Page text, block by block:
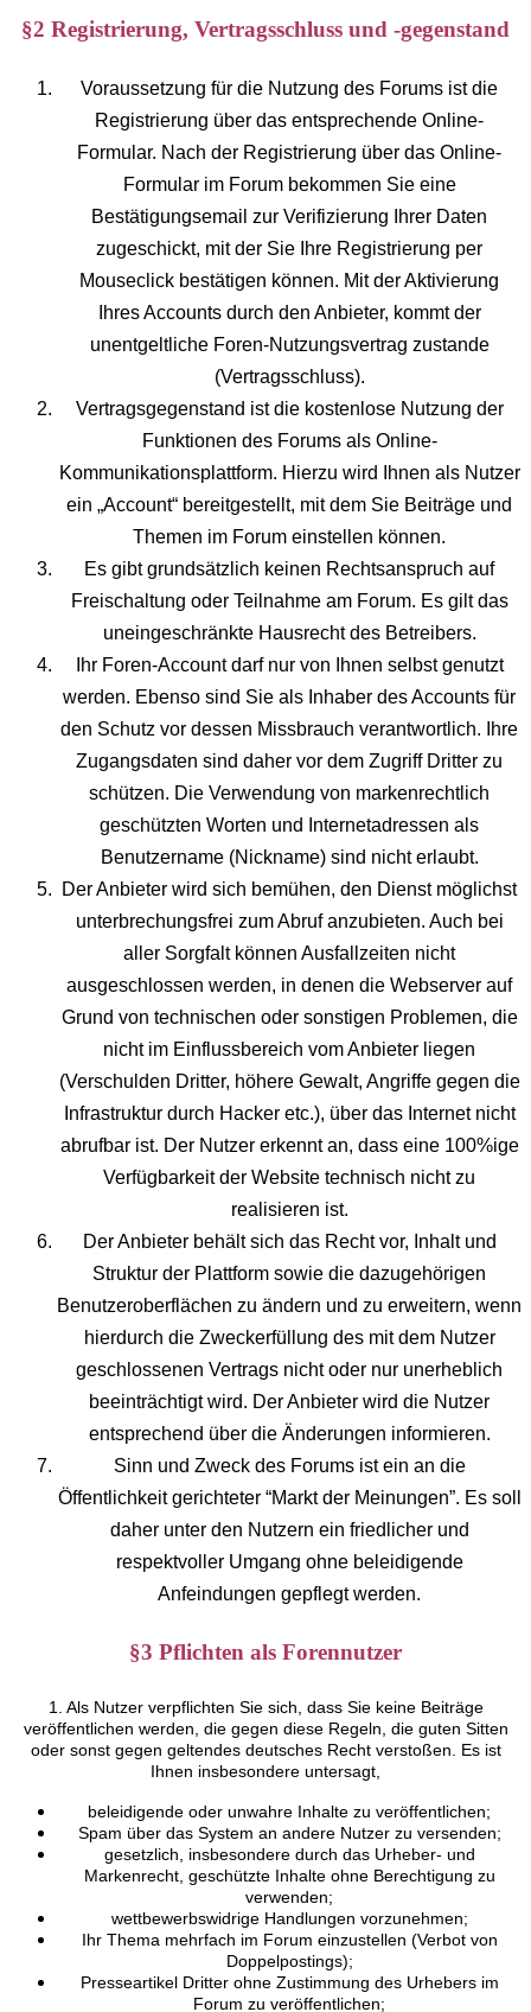
§2 Registrierung, Vertragsschluss und -gegenstand
Voraussetzung für die Nutzung des Forums ist die
Registrierung über das entsprechende Online-
Formular. Nach der Registrierung über das Online-
Formular im Forum bekommen Sie eine
Bestätigungsemail zur Verifizierung Ihrer Daten
zugeschickt, mit der Sie Ihre Registrierung per
Mouseclick bestätigen können. Mit der Aktivierung
Ihres Accounts durch den Anbieter, kommt der
unentgeltliche Foren-Nutzungsvertrag zustande
(Vertragsschluss).
Vertragsgegenstand ist die kostenlose Nutzung der
Funktionen des Forums als Online-
Kommunikationsplattform. Hierzu wird Ihnen als Nutzer
ein „Account“ bereitgestellt, mit dem Sie Beiträge und
Themen im Forum einstellen können.
Es gibt grundsätzlich keinen Rechtsanspruch auf
Freischaltung oder Teilnahme am Forum. Es gilt das
uneingeschränkte Hausrecht des Betreibers.
Ihr Foren-Account darf nur von Ihnen selbst genutzt
werden. Ebenso sind Sie als Inhaber des Accounts für
den Schutz vor dessen Missbrauch verantwortlich. Ihre
Zugangsdaten sind daher vor dem Zugriff Dritter zu
schützen. Die Verwendung von markenrechtlich
geschützten Worten und Internetadressen als
Benutzername (Nickname) sind nicht erlaubt.
Der Anbieter wird sich bemühen, den Dienst möglichst
unterbrechungsfrei zum Abruf anzubieten. Auch bei
aller Sorgfalt können Ausfallzeiten nicht
ausgeschlossen werden, in denen die Webserver auf
Grund von technischen oder sonstigen Problemen, die
nicht im Einflussbereich vom Anbieter liegen
(Verschulden Dritter, höhere Gewalt, Angriffe gegen die
Infrastruktur durch Hacker etc.), über das Internet nicht
abrufbar ist. Der Nutzer erkennt an, dass eine 100%ige
Verfügbarkeit der Website technisch nicht zu
realisieren ist.
Der Anbieter behält sich das Recht vor, Inhalt und
Struktur der Plattform sowie die dazugehörigen
Benutzeroberflächen zu ändern und zu erweitern, wenn
hierdurch die Zweckerfüllung des mit dem Nutzer
geschlossenen Vertrags nicht oder nur unerheblich
beeinträchtigt wird. Der Anbieter wird die Nutzer
entsprechend über die Änderungen informieren.
Sinn und Zweck des Forums ist ein an die
Öffentlichkeit gerichteter “Markt der Meinungen”. Es soll
daher unter den Nutzern ein friedlicher und
respektvoller Umgang ohne beleidigende
Anfeindungen gepflegt werden.
§3 Pflichten als Forennutzer
1. Als Nutzer verpflichten Sie sich, dass Sie keine Beiträge
veröffentlichen werden, die gegen diese Regeln, die guten Sitten
oder sonst gegen geltendes deutsches Recht verstoßen. Es ist
Ihnen insbesondere untersagt,
beleidigende oder unwahre Inhalte zu veröffentlichen;
Spam über das System an andere Nutzer zu versenden;
gesetzlich, insbesondere durch das Urheber- und
Markenrecht, geschützte Inhalte ohne Berechtigung zu
verwenden;
wettbewerbswidrige Handlungen vorzunehmen;
Ihr Thema mehrfach im Forum einzustellen (Verbot von
Doppelpostings);
Presseartikel Dritter ohne Zustimmung des Urhebers im
Forum zu veröffentlichen;